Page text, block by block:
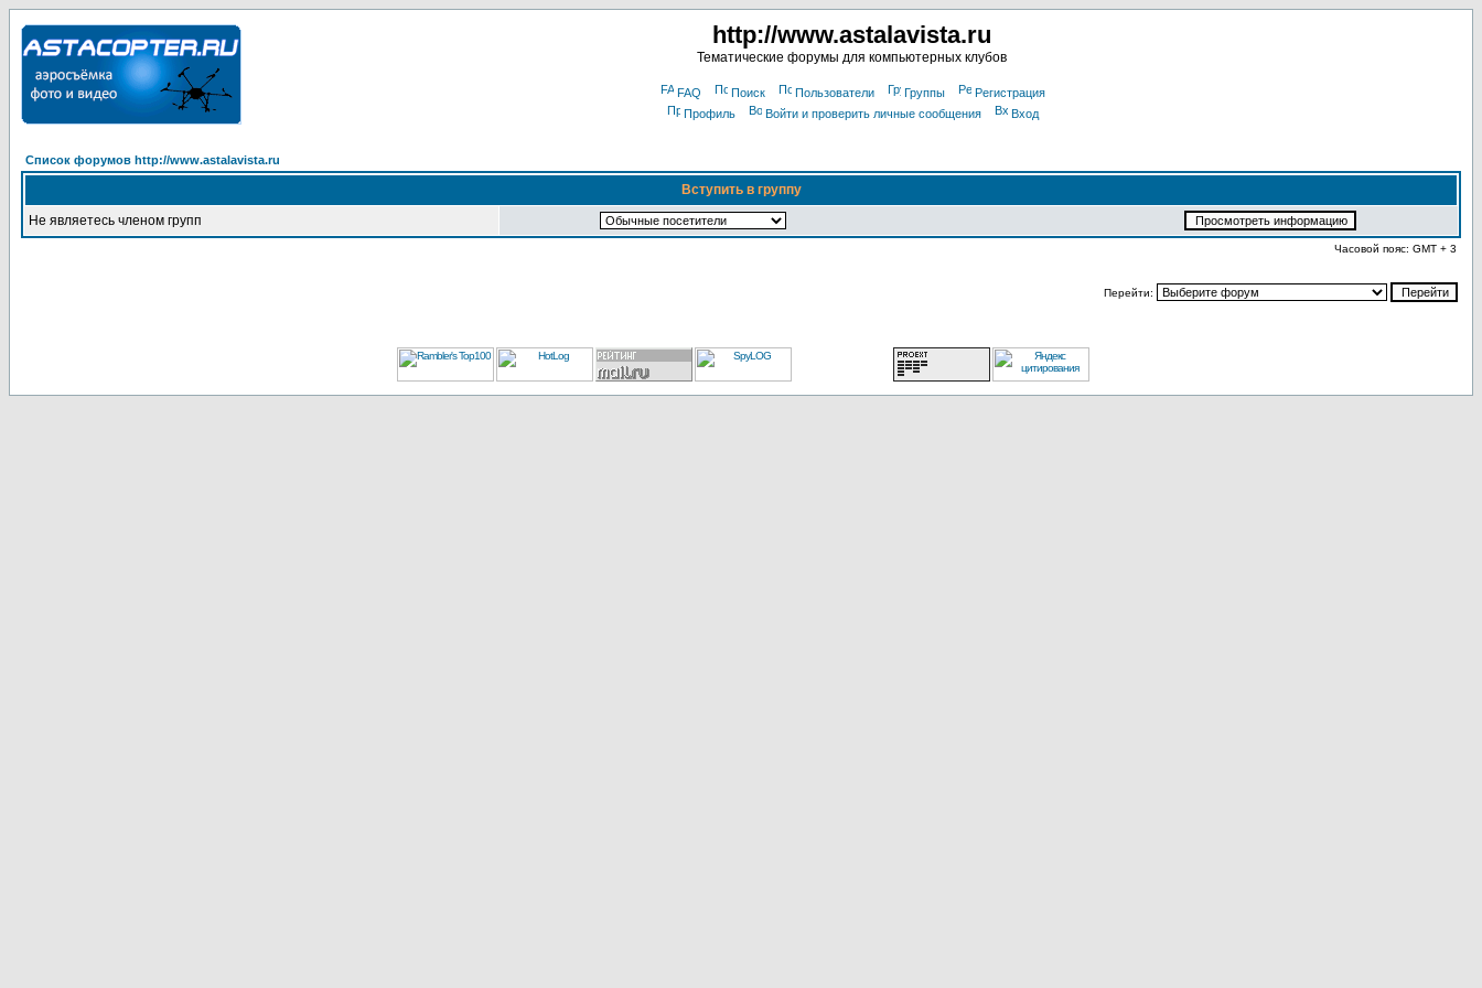
http://www.astalavista.ru
Тематические форумы для компьютерных клубов
FAQ Поиск Пользователи Группы
Регистрация
Профиль
Войти и проверить личные сообщения Вход
Список форумов http://www.astalavista.ru
Вступить в группу
Не являетесь членом групп
Часовой пояс: GMT + 3
Перейти: